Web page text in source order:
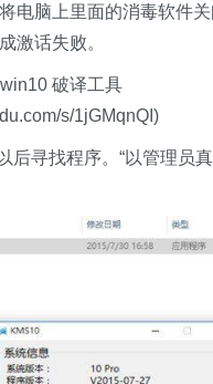
电脑上里面的消毒软件
激话失败。
破译工具
s/1jGMqnQI)
后寻找程序。“以管理员